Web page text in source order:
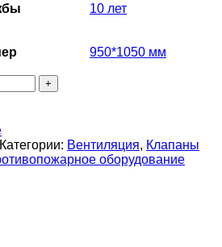
10 лет
950*1050 мм
Категории: Вентиляция, Клапаны
оборудование